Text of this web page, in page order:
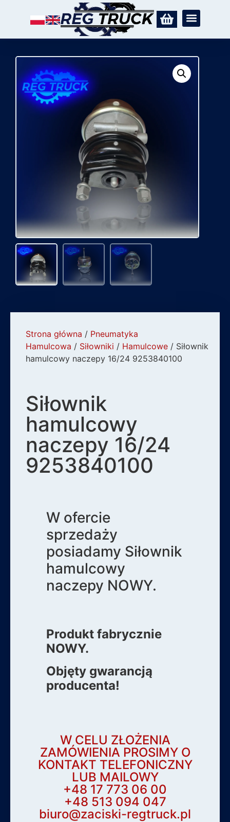
Strona główna / Pneumatyka
Hamulcowa / Siłowniki / Hamulcowe / Siłownik
hamulcowy naczepy 16/24 9253840100
Siłownik
hamulcowy
naczepy 16/24
9253840100
W ofercie
sprzedaży
posiadamy Siłownik
hamulcowy
naczepy NOWY.
Produkt fabrycznie
NOWY.
Objęty gwarancją
producenta!
W CELU ZŁOŻENIA
ZAMÓWIENIA PROSIMY O
KONTAKT TELEFONICZNY
LUB MAILOWY
+48 17 773 06 00
+48 513 094 047
biuro@zaciski-regtruck.pl